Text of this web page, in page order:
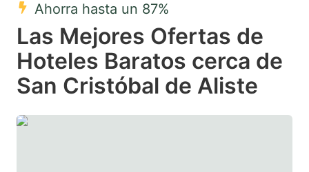
select
a
date.
Press
a
date.
Press
Ahorra hasta un 87%
Las Mejores Ofertas de
Hoteles Baratos cerca de
San Cristóbal de Aliste